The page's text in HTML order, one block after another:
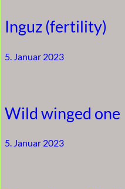
Inguz (fertility)
5. Januar 2023
Wild winged one
5. Januar 2023